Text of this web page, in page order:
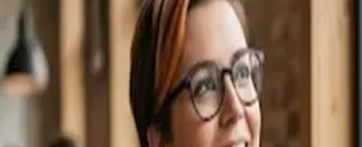
Unsere Inhalte entstehen mit KI-Unterstützung und werden vor
Veröffentlichung redaktionell geprüft.
Inhaltsverzeichnis